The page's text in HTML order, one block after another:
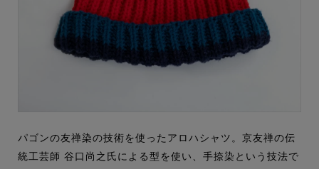
パゴンの友禅染の技術を使ったアロハシャツ。京友禅の伝
統工芸師 谷口尚之氏による型を使い、 手捺染という技法で